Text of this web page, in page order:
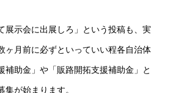
展示会に出展しろ」という投稿も、実
ヶ月前に必ずといっていい程各自治体
補助金」や「販路開拓支援補助金」と
が始まります。